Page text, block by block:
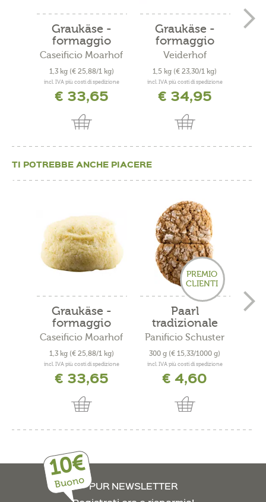
Graukäse -
formaggio
grigio...
Caseificio Moarhof
1,3 kg (€ 25,88/1 kg)
incl. IVA più costi di spedizione
€ 33,65
Graukäse -
formaggio
grigio...
Veiderhof
1,5 kg (€ 23,30/1 kg)
incl. IVA più costi di spedizione
€ 34,95
TI POTREBBE ANCHE PIACERE
Graukäse -
formaggio
grigio...
Caseificio Moarhof
1,3 kg (€ 25,88/1 kg)
incl. IVA più costi di spedizione
€ 33,65
PREMIO
CLIENTI
Paarl
tradizionale
Panificio Schuster
300 g (€ 15,33/1000 g)
incl. IVA più costi di spedizione
€ 4,60
10€
Buono PUR NEWSLETTER